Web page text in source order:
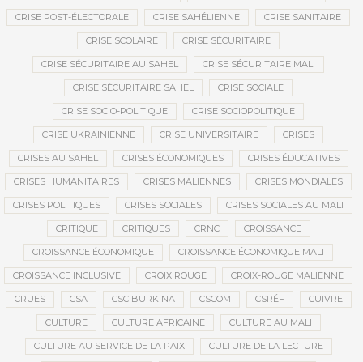
CRISE POST-ÉLECTORALE CRISE SAHÉLIENNE CRISE SANITAIRE
CRISE SCOLAIRE CRISE SÉCURITAIRE
CRISE SÉCURITAIRE AU SAHEL CRISE SÉCURITAIRE MALI
CRISE SÉCURITAIRE SAHEL CRISE SOCIALE
CRISE SOCIO-POLITIQUE CRISE SOCIOPOLITIQUE
CRISE UKRAINIENNE CRISE UNIVERSITAIRE CRISES
CRISES AU SAHEL CRISES ÉCONOMIQUES CRISES ÉDUCATIVES
CRISES HUMANITAIRES CRISES MALIENNES CRISES MONDIALES
CRISES POLITIQUES CRISES SOCIALES CRISES SOCIALES AU MALI
CRITIQUE CRITIQUES CRNC CROISSANCE
CROISSANCE ÉCONOMIQUE CROISSANCE ÉCONOMIQUE MALI
CROISSANCE INCLUSIVE CROIX ROUGE CROIX-ROUGE MALIENNE
CRUES CSA CSC BURKINA CSCOM CSRÉF CUIVRE
CULTURE CULTURE AFRICAINE CULTURE AU MALI
CULTURE AU SERVICE DE LA PAIX CULTURE DE LA LECTURE